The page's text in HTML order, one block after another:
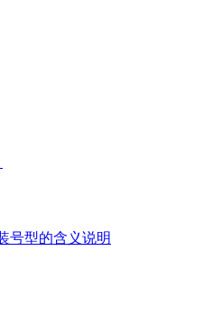
号型的含义说明